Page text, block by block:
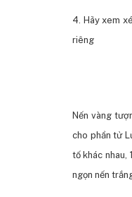
4. Hãy xem
riêng
Nến vàng
cho phần tử
tố khác
ngọn nến